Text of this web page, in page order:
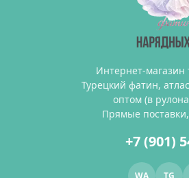
Интернет-магазин
Турецкий фатин,
оптом (в
Прямые
+7 (901)
WA TG